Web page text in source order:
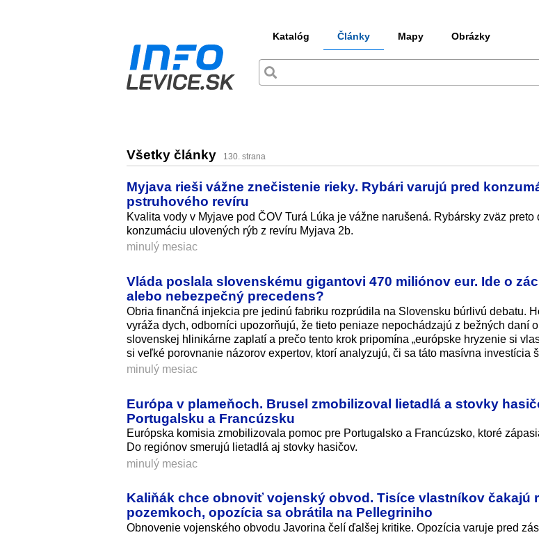
Katalóg Články Mapy Obrázky
Všetky články 130. strana
Myjava rieši vážne znečistenie rieky. Rybári varujú pred
pstruhového revíru
Kvalita vody v Myjave pod ČOV Turá Lúka je vážne narušená. Rybársky zväz preto
konzumáciu ulovených rýb z revíru Myjava 2b.
minulý mesiac
Vláda poslala slovenskému gigantovi 470 miliónov eur. Ide o
alebo nebezpečný precedens?
Obria finančná injekcia pre jedinú fabriku rozprúdila na Slovensku búrlivú debatu.
vyráža dych, odborníci upozorňujú, že tieto peniaze nepochádzajú z bežných daní
slovenskej hlinikárne zaplatí a prečo tento krok pripomína „európske hryzenie si
si veľké porovnanie názorov expertov, ktorí analyzujú, či sa táto masívna investícia
minulý mesiac
Európa v plameňoch. Brusel zmobilizoval lietadlá a stovky
Portugalsku a Francúzsku
Európska komisia zmobilizovala pomoc pre Portugalsko a Francúzsko, ktoré
Do regiónov smerujú lietadlá aj stovky hasičov.
minulý mesiac
Kaliňák chce obnoviť vojenský obvod. Tisíce vlastníkov čakajú
pozemkoch, opozícia sa obrátila na Pellegriniho
Obnovenie vojenského obvodu Javorina čelí ďalšej kritike. Opozícia varuje pred